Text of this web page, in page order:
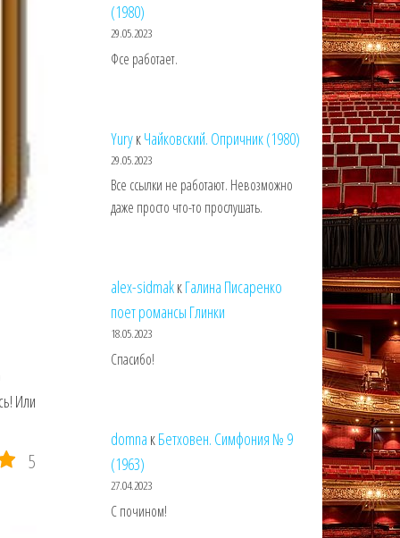
Или
5
(1980)
29.05.2023
Фсе работает.
YuryкЧайковский. Опричник (1980)
29.05.2023
Все ссылки не работают. Невозможно
даже просто что-то прослушать.
alex-sidmakкГалина Писаренко
поет романсы Глинки
18.05.2023
Спасибо!
domna кБетховен. Симфония № 9
(1963)
27.04.2023
С почином!